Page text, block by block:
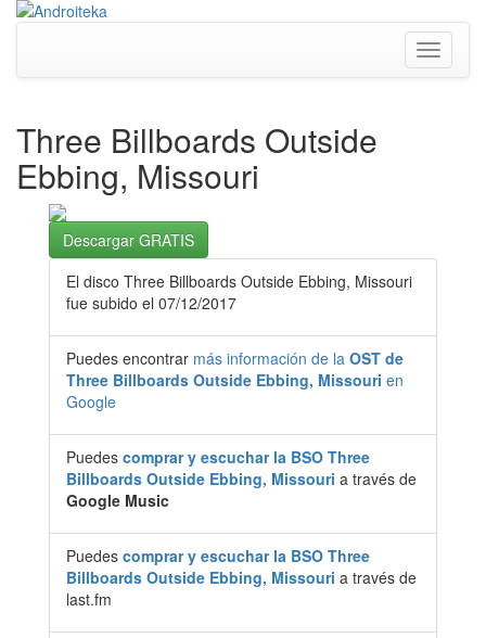
Toggle
Three Billboards Outside
Ebbing, Missouri
Descargar GRATIS
El disco Three Billboards Outside Ebbing, Missouri
fue subido el 07/12/2017
Puedes encontrar más información de la OST de
Three Billboards Outside Ebbing, Missouri en
Google
Puedes comprar y escuchar la BSO Three
Billboards Outside Ebbing, Missouri a través de
Google Music
Puedes comprar y escuchar la BSO Three
Billboards Outside Ebbing, Missouri a través de
last.fm